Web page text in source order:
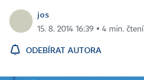
jos
15. 8. 2014 16:39 ▪ 4 min. čtení
ODEBÍRAT AUTORA